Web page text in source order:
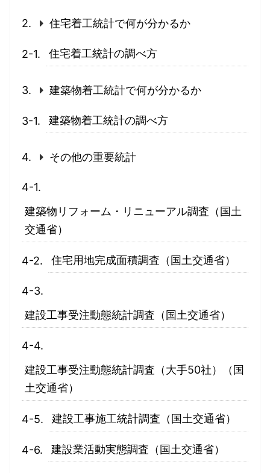
住宅着工統計で何が分かるか
住宅着工統計の調べ方
建築物着工統計で何が分かるか
建築物着工統計の調べ方
その他の重要統計
建築物リフォーム・リニューアル調査（国土
交通省）
住宅用地完成面積調査（国土交通省）
建設工事受注動態統計調査（国土交通省）
建設工事受注動態統計調査（大手50社）（国
土交通省）
建設工事施工統計調査（国土交通省）
建設業活動実態調査（国土交通省）